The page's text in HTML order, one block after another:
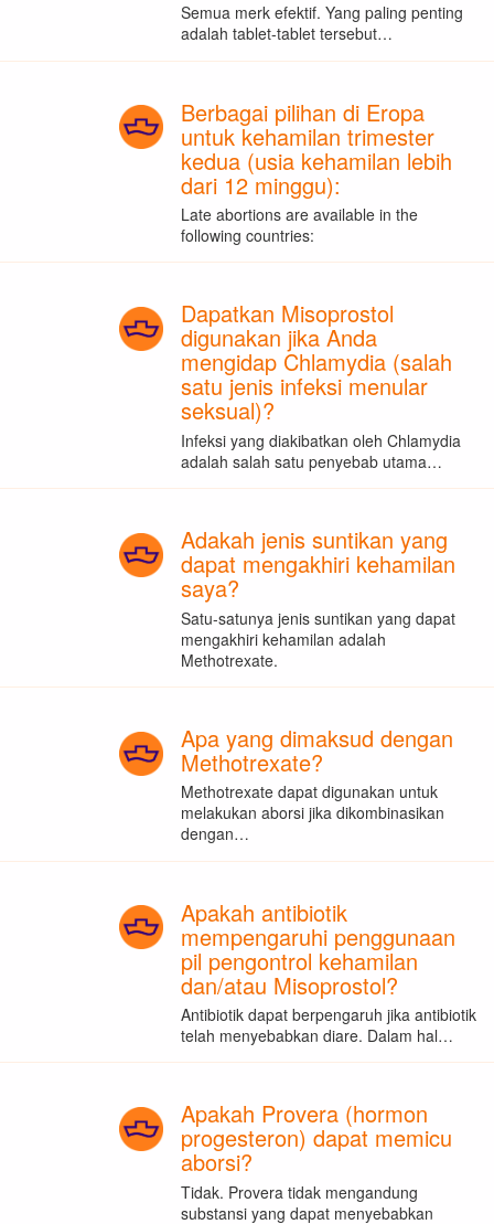
Semua merk efektif. Yang paling penting
adalah tablet-tablet tersebut…
Berbagai pilihan di Eropa
untuk kehamilan trimester
kedua (usia kehamilan lebih
dari 12 minggu):
Late abortions are available in the
following countries:
Dapatkan Misoprostol
digunakan jika Anda
mengidap Chlamydia (salah
satu jenis infeksi menular
seksual)?
Infeksi yang diakibatkan oleh Chlamydia
adalah salah satu penyebab utama…
Adakah jenis suntikan yang
dapat mengakhiri kehamilan
saya?
Satu-satunya jenis suntikan yang dapat
mengakhiri kehamilan adalah
Methotrexate.
Apa yang dimaksud dengan
Methotrexate?
Methotrexate dapat digunakan untuk
melakukan aborsi jika dikombinasikan
dengan…
Apakah antibiotik
mempengaruhi penggunaan
pil pengontrol kehamilan
dan/atau Misoprostol?
Antibiotik dapat berpengaruh jika antibiotik
telah menyebabkan diare. Dalam hal…
Apakah Provera (hormon
progesteron) dapat memicu
aborsi?
Tidak. Provera tidak mengandung
substansi yang dapat menyebabkan